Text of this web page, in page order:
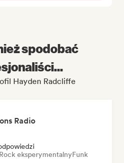
spodobać
Hayden Radcliffe
Radio
Rock eksperymentalnyFunk